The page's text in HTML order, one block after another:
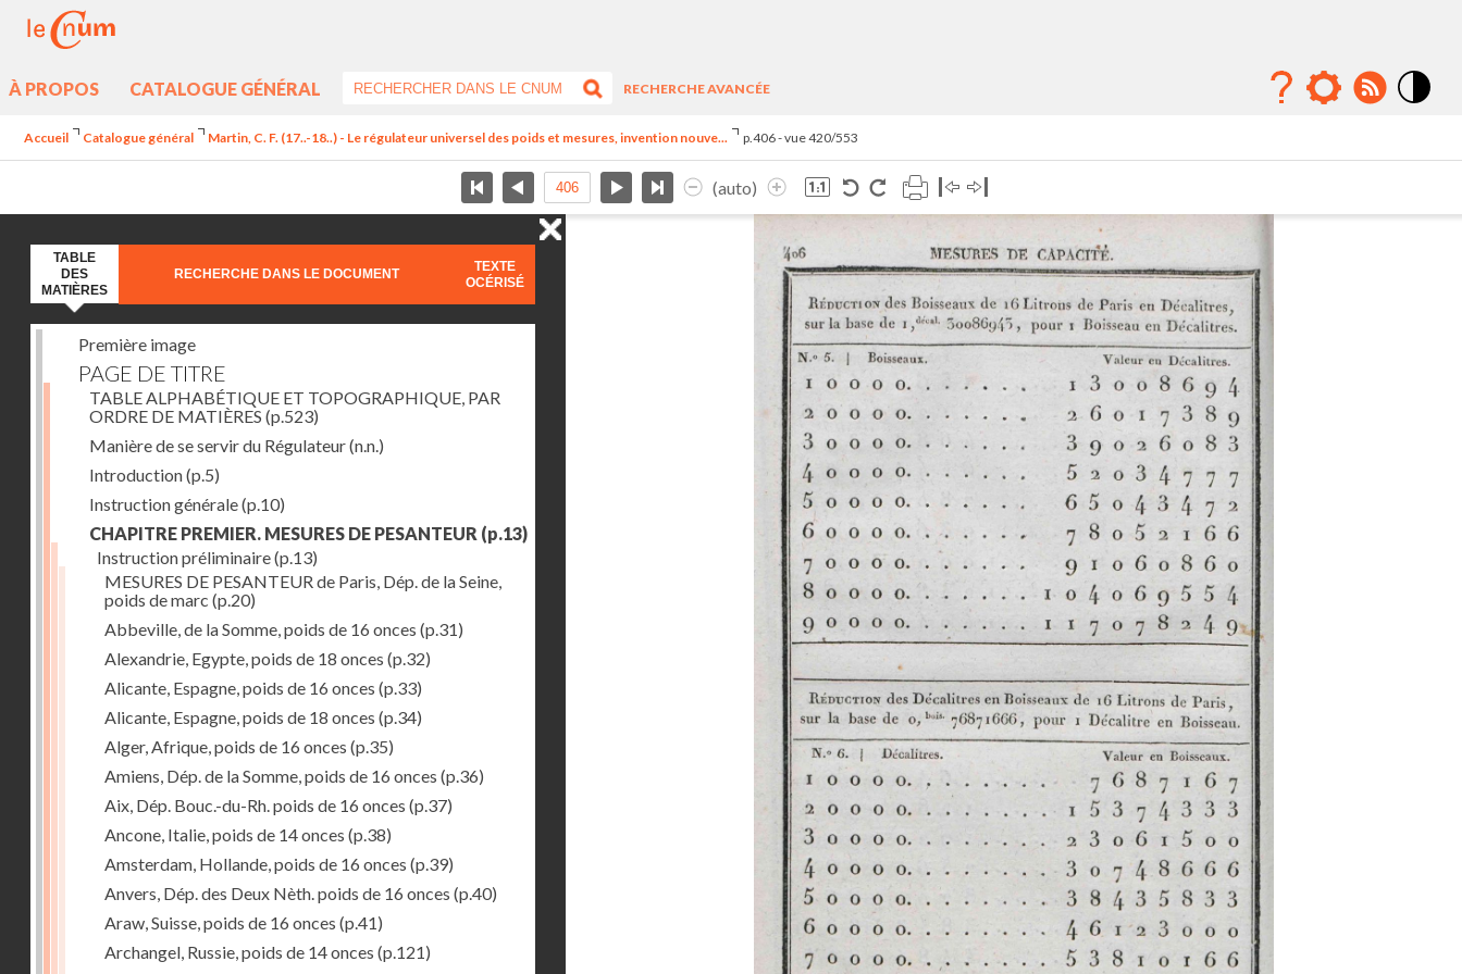
À PROPOS CATALOGUE GÉNÉRAL
RECHERCHE AVANCÉE
Accueil Catalogue général Martin, C. F. (17..-18..) - Le régulateur universel des poids et mesures, invention nouve... p.406 - vue 420/553
(auto)
TABLE
DES
MATIÈRES
RECHERCHE DANS LE DOCUMENT
TEXTE
OCÉRISÉ
Première image
PAGE DE TITRE
TABLE ALPHABÉTIQUE ET TOPOGRAPHIQUE, PAR
ORDRE DE MATIÈRES (p.523)
Manière de se servir du Régulateur(n.n.)
Introduction(p.5)
Instruction générale(p.10)
CHAPITRE PREMIER. MESURES DE PESANTEUR (p.13)
Instruction préliminaire(p.13)
MESURES DE PESANTEUR de Paris, Dép. de la Seine,
poids de marc (p.20)
Abbeville, de la Somme, poids de 16 onces (p.31)
Alexandrie, Egypte, poids de 18 onces (p.32)
Alicante, Espagne, poids de 16 onces (p.33)
Alicante, Espagne, poids de 18 onces (p.34)
Alger, Afrique, poids de 16 onces (p.35)
Amiens, Dép. de la Somme, poids de 16 onces (p.36)
Aix, Dép. Bouc.-du-Rh. poids de 16 onces (p.37)
Ancone, Italie, poids de 14 onces (p.38)
Amsterdam, Hollande, poids de 16 onces (p.39)
Anvers, Dép. des Deux Nèth. poids de 16 onces (p.40)
Araw, Suisse, poids de 16 onces (p.41)
Archangel, Russie, poids de 14 onces (p.121)